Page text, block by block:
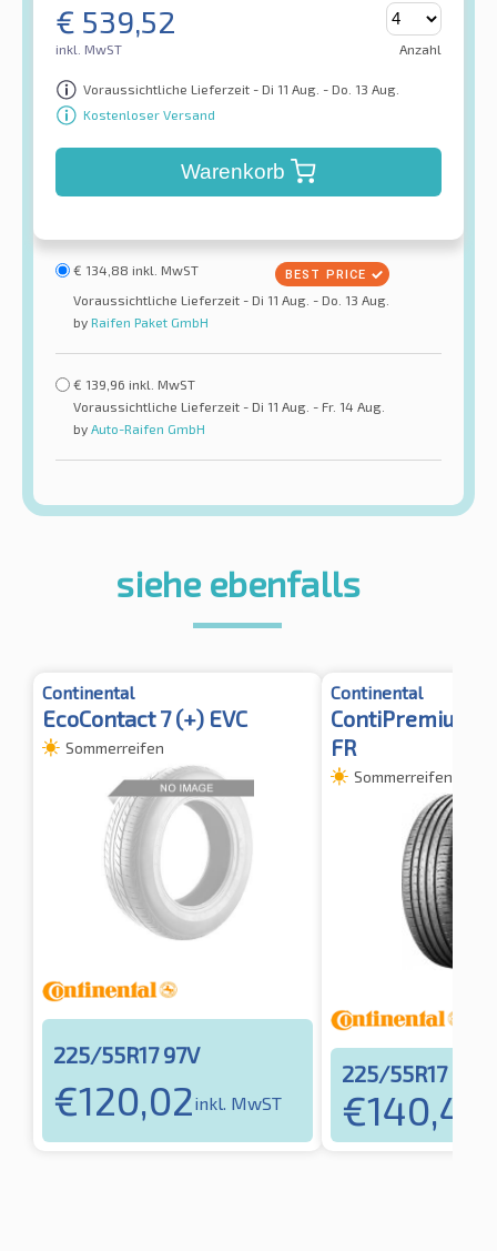
€ 539,52
inkl. MwST Anzahl
Voraussichtliche Lieferzeit - Di 11 Aug. - Do. 13 Aug.
Kostenloser Versand
Warenkorb
€ 134,88 inkl. MwST
Voraussichtliche Lieferzeit - Di 11 Aug. - Do. 13 Aug.
by Raifen Paket GmbH
€ 139,96 inkl. MwST
Voraussichtliche Lieferzeit - Di 11 Aug. - Fr. 14 Aug.
by Auto-Raifen GmbH
siehe ebenfalls
Continental
EcoContact 7 (+) EVC
Sommerreifen
225/55R17 97V
€120,02inkl. MwST
Continental
FR
Sommerreifen
225/55R17 97V
€140,44